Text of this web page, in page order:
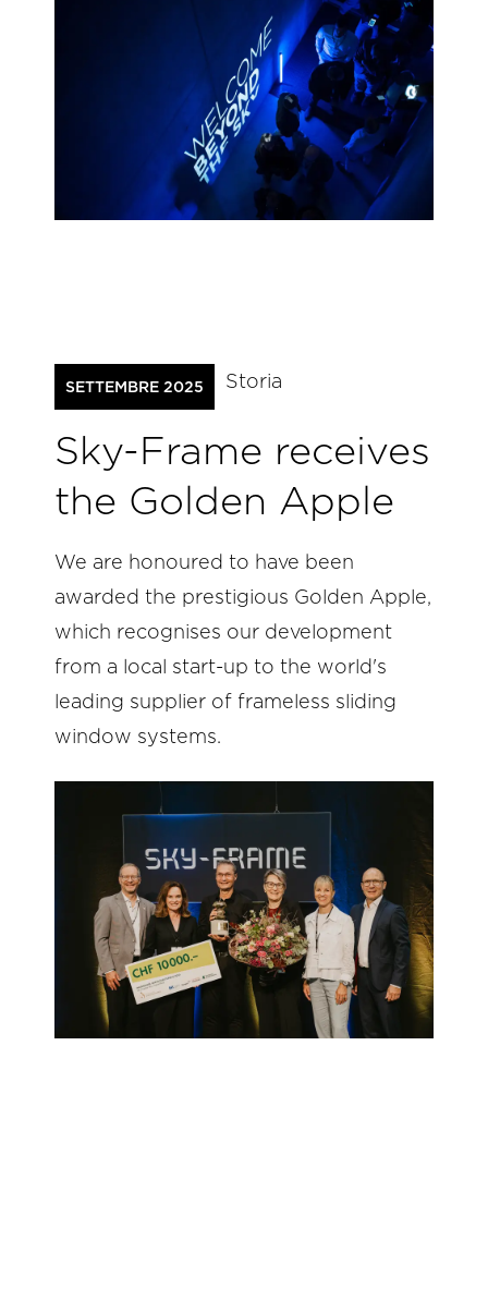
SETTEMBRE 2025 Storia
Sky-Frame receives
the Golden Apple
We are honoured to have been
awarded the prestigious Golden Apple,
which recognises our development
from a local start-up to the world's
leading supplier of frameless sliding
window systems.